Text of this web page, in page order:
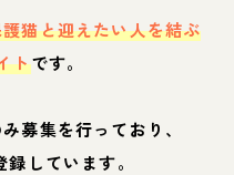
猫と迎えたい人を結ぶ
トです。
募集を行っており、
録しています。